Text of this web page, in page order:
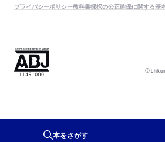
本をさがす
プライバシーポリシー教科書採択の公正確保に関する基
©